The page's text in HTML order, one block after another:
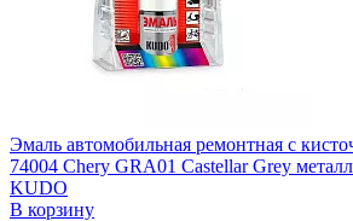
Эмаль автомобильная ремонтная с
74004 Chery GRA01 Castellar Grey
KUDO
В корзину